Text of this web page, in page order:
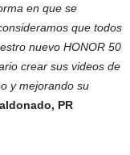
en que se
que todos
nuevo HONOR 50
crear sus videos de
y mejorando su
PR